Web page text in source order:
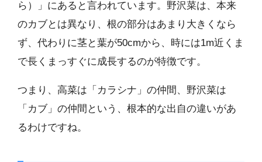
ら）」にあると言われています。野沢菜は、本来
のカブとは異なり、根の部分はあまり大きくなら
ず、代わりに茎と葉が50cmから、時には1m近くま
で長くまっすぐに成長するのが特徴です。
つまり、高菜は「カラシナ」の仲間、野沢菜は
「カブ」の仲間という、根本的な出自の違いがあ
るわけですね。